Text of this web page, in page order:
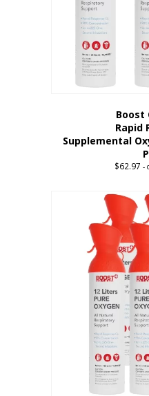
Boost
Rapid
Supplemental
$62.97 -